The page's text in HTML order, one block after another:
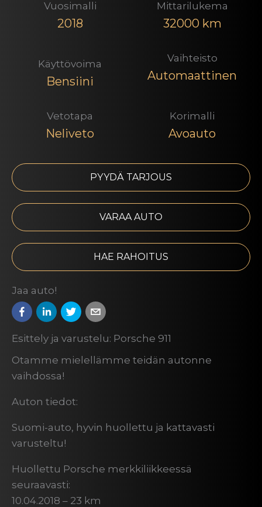
Vuosimalli
2018
Mittarilukema
32000 km
Käyttövoima
Bensiini
Vaihteisto
Automaattinen
Vetotapa
Neliveto
Korimalli
Avoauto
PYYDÄ TARJOUS
VARAA AUTO
HAE RAHOITUS
Jaa auto!
Esittely ja varustelu: Porsche 911
Otamme mielellämme teidän autonne
vaihdossa!
Auton tiedot:
Suomi-auto, hyvin huollettu ja kattavasti
varusteltu!
Huollettu Porsche merkkiliikkeessä
seuraavasti:
10.04.2018 – 23 km